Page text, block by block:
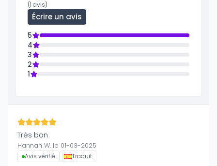
(1 avis)
Écrire un avis
5
4
3
2
1
Très bon
Hannah W. le 01-03-2025
Avis vérifié Traduit